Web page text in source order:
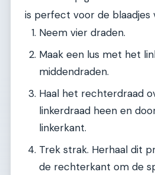
is perfect voor de blaadjes
Neem vier draden.
Maak een lus met het
middendraden.
Haal het rechterdraad
linkerdraad heen en
linkerkant.
Trek strak. Herhaal dit
de rechterkant om de